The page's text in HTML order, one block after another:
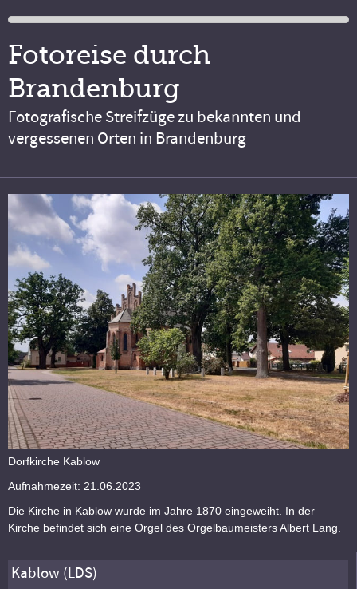
Fotoreise durch
Brandenburg
Fotografische Streifzüge zu bekannten und
vergessenen Orten in Brandenburg
Dorfkirche Kablow
Aufnahmezeit: 21.06.2023
Die Kirche in Kablow wurde im Jahre 1870 eingeweiht. In der
Kirche befindet sich eine Orgel des Orgelbaumeisters Albert Lang.
Kablow (LDS)